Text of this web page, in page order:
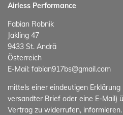
Airless Performance
Fabian Robnik
Jakling 47
9433 St. Andrä
Österreich
E-Mail: fabian917bs@gmail.com
mittels einer eindeutigen
versandter Brief oder eine E-Mail)
Vertrag zu widerrufen, informieren.